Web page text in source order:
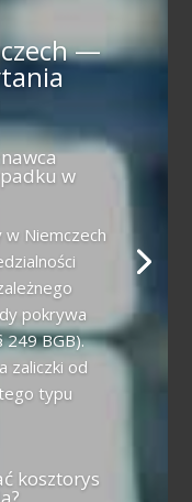
—
w
w Niemczech
pokrywa
249 BGB).
zaliczki od
typu
kosztorys